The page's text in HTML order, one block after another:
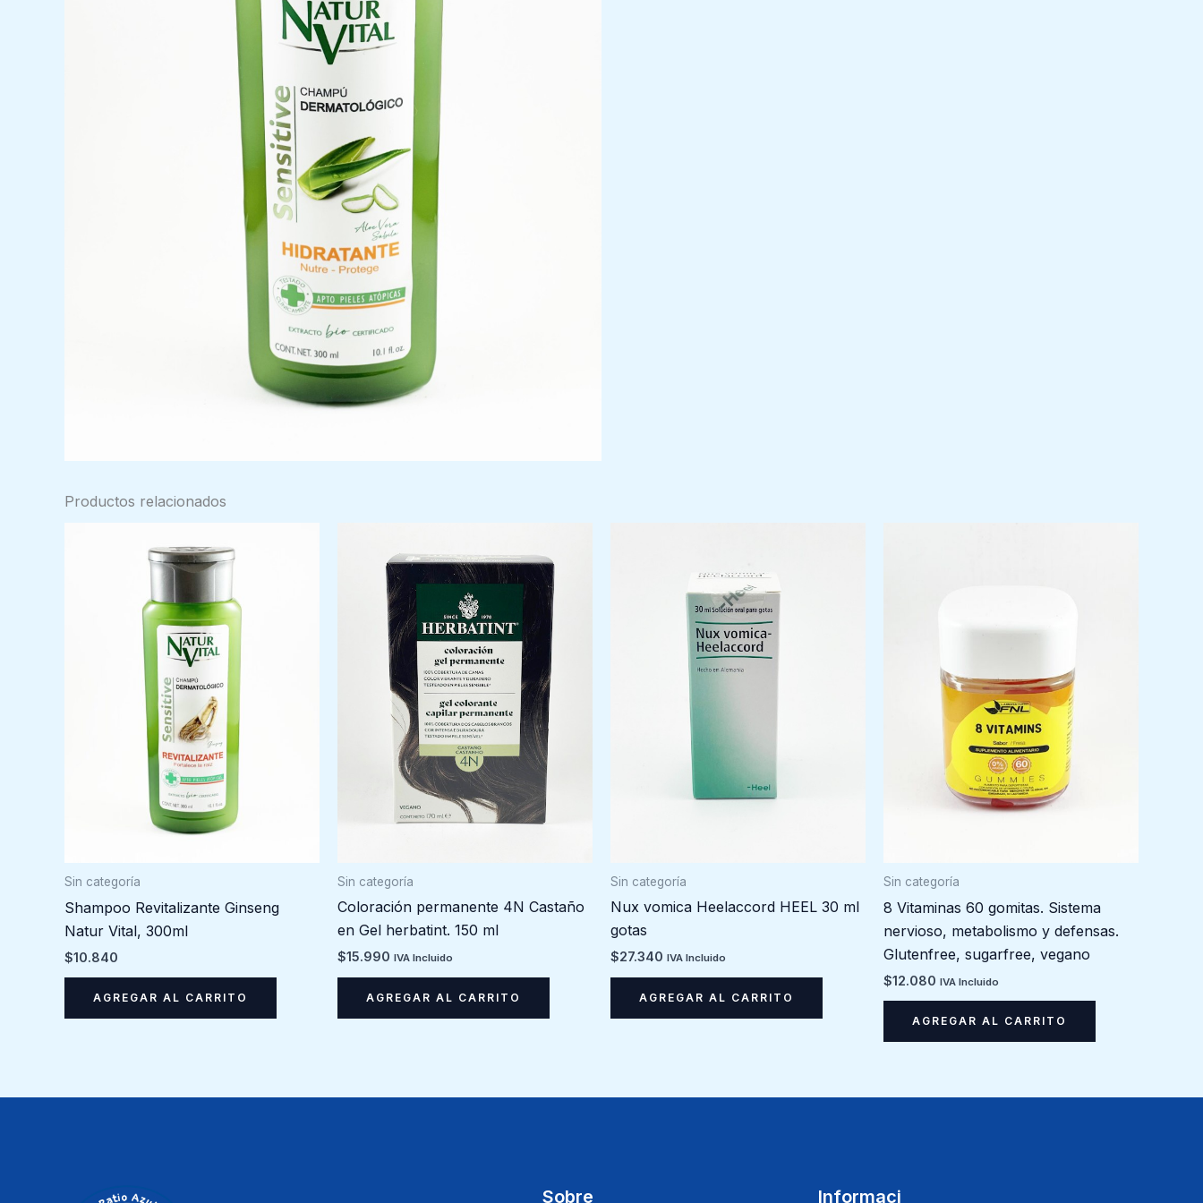
Productos relacionados
Sin categoría
Shampoo Revitalizante Ginseng
Natur Vital, 300ml
$10.840
AGREGAR AL CARRITO
Sin categoría
Coloración permanente 4N Castaño
en Gel herbatint. 150 ml
$15.990 IVA Incluido
AGREGAR AL CARRITO
Sin categoría
Nux vomica Heelaccord HEEL 30 ml
gotas
$27.340 IVA Incluido
AGREGAR AL CARRITO
Sin categoría
8 Vitaminas 60 gomitas. Sistema
nervioso, metabolismo y defensas.
Glutenfree, sugarfree, vegano
$12.080 IVA Incluido
AGREGAR AL CARRITO
Sobre Informaci